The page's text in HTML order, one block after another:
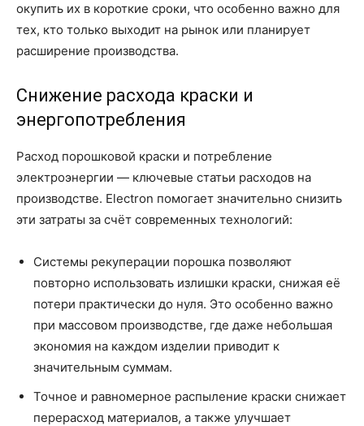
окупить их в короткие сроки, что особенно важно для
тех, кто только выходит на рынок или планирует
расширение производства.
Снижение расхода краски и
энергопотребления
Расход порошковой краски и потребление
электроэнергии — ключевые статьи расходов на
производстве. Electron помогает значительно снизить
эти затраты за счёт современных технологий:
Системы рекуперации порошка позволяют
повторно использовать излишки краски, снижая её
потери практически до нуля. Это особенно важно
при массовом производстве, где даже небольшая
экономия на каждом изделии приводит к
значительным суммам.
Точное и равномерное распыление краски снижает
перерасход материалов, а также улучшает